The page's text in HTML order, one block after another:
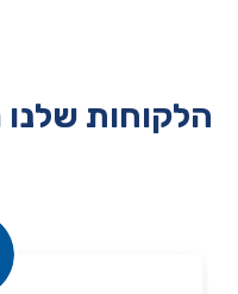
הלקוחות שלנו